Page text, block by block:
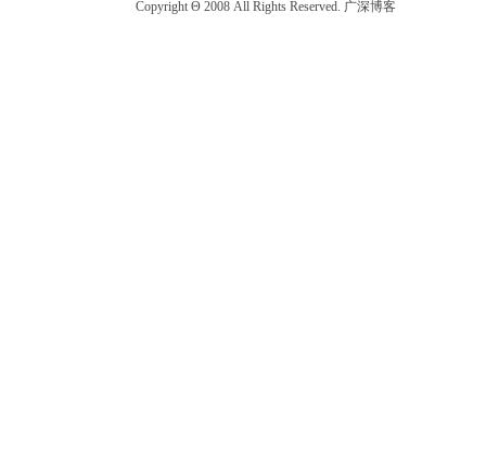
Copyright Θ 2008 All Rights Reserved. 广深博客